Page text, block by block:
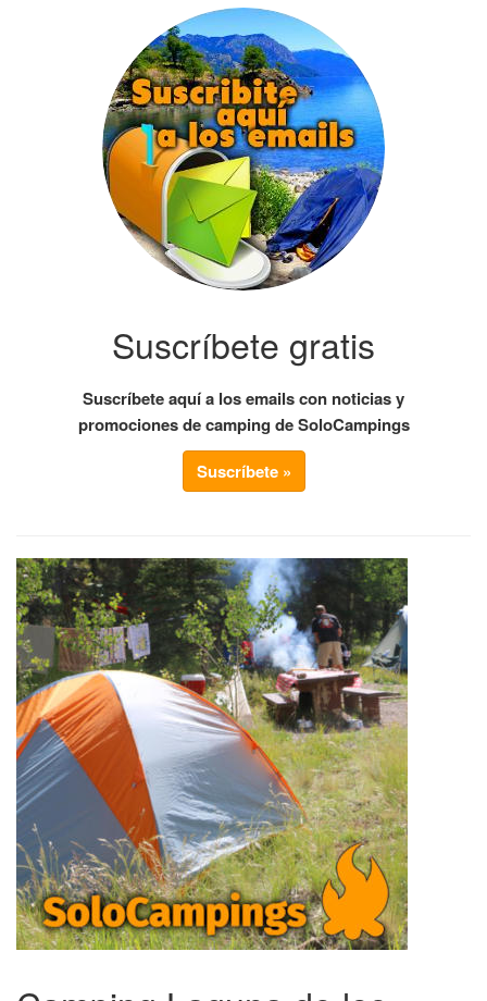
Suscríbete gratis
Suscríbete aquí a los emails con noticias y
promociones de camping de SoloCampings
Suscríbete »